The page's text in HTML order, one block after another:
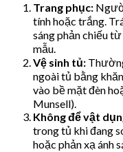
Trang phục:
tính hoặc trắng.
sáng phản chiếu
mẫu.
Vệ sinh tủ:
ngoài tủ bằng
vào bề mặt đèn
Munsell).
Không để vật
trong tủ khi đang
hoặc phản xạ ánh